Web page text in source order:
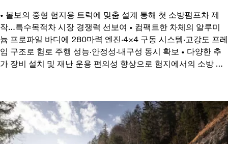
• 볼보의 중형 험지용 트럭에 맞춤 설계 통해 첫 소방펌프차 제
작…특수목적차 시장 경쟁력 선보여 • 컴팩트한 차체의 알루미
늄 프로파일 바디에 280마력 엔진·4×4 구동 시스템·고강도 프레
임 구조로 험로 주행 성능·안정성·내구성 동시 확보 • 다양한 추
가 장비 설치 및 재난 운용 편의성 향상으로 험지에서의 소방 대